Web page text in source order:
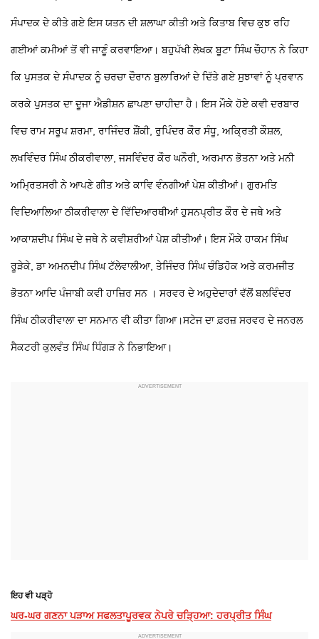
ਸੰਪਾਦਕ ਦੇ ਕੀਤੇ ਗਏ ਇਸ ਯਤਨ ਦੀ ਸ਼ਲਾਘਾ ਕੀਤੀ ਅਤੇ ਕਿਤਾਬ ਵਿਚ ਕੁਝ ਰਹਿ
ਗਈਆਂ ਕਮੀਆਂ ਤੋਂ ਵੀ ਜਾਣੂੰ ਕਰਵਾਇਆ। ਬਹੁਪੱਖੀ ਲੇਖਕ ਬੂਟਾ ਸਿੰਘ ਚੌਹਾਨ ਨੇ ਕਿਹਾ
ਕਿ ਪੁਸਤਕ ਦੇ ਸੰਪਾਦਕ ਨੂੰ ਚਰਚਾ ਦੌਰਾਨ ਬੁਲਾਰਿਆਂ ਦੇ ਦਿੱਤੇ ਗਏ ਸੁਝਾਵਾਂ ਨੂੰ ਪ੍ਰਵਾਨ
ਕਰਕੇ ਪੁਸਤਕ ਦਾ ਦੂਜਾ ਐਡੀਸ਼ਨ ਛਾਪਣਾ ਚਾਹੀਦਾ ਹੈ। ਇਸ ਮੌਕੇ ਹੋਏ ਕਵੀ ਦਰਬਾਰ
ਵਿਚ ਰਾਮ ਸਰੂਪ ਸ਼ਰਮਾ, ਰਾਜਿੰਦਰ ਸ਼ੌਂਕੀ, ਰੁਪਿੰਦਰ ਕੌਰ ਸੰਧੂ, ਅਕ੍ਰਿਤੀ ਕੌਸ਼ਲ,
ਲਖਵਿੰਦਰ ਸਿੰਘ ਠੀਕਰੀਵਾਲਾ, ਜਸਵਿੰਦਰ ਕੌਰ ਘਨੌਰੀ, ਅਰਮਾਨ ਭੋਤਨਾ ਅਤੇ ਮਨੀ
ਅਮ੍ਰਿਤਸਰੀ ਨੇ ਆਪਣੇ ਗੀਤ ਅਤੇ ਕਾਵਿ ਵੰਨਗੀਆਂ ਪੇਸ਼ ਕੀਤੀਆਂ। ਗੁਰਮਤਿ
ਵਿਦਿਆਲਿਆ ਠੀਕਰੀਵਾਲਾ ਦੇ ਵਿੱਦਿਆਰਥੀਆਂ ਹੁਸਨਪ੍ਰੀਤ ਕੌਰ ਦੇ ਜਥੇ ਅਤੇ
ਆਕਾਸ਼ਦੀਪ ਸਿੰਘ ਦੇ ਜਥੇ ਨੇ ਕਵੀਸ਼ਰੀਆਂ ਪੇਸ਼ ਕੀਤੀਆਂ। ਇਸ ਮੌਕੇ ਹਾਕਮ ਸਿੰਘ
ਰੂੜੇਕੇ, ਡਾ ਅਮਨਦੀਪ ਸਿੰਘ ਟੱਲੇਵਾਲੀਆ, ਤੇਜਿੰਦਰ ਸਿੰਘ ਚੰਡਿਹੋਕ ਅਤੇ ਕਰਮਜੀਤ
ਭੋਤਨਾ ਆਦਿ ਪੰਜਾਬੀ ਕਵੀ ਹਾਜ਼ਿਰ ਸਨ । ਸਰਵਰ ਦੇ ਅਹੁਦੇਦਾਰਾਂ ਵੱਲੋਂ ਬਲਵਿੰਦਰ
ਸਿੰਘ ਠੀਕਰੀਵਾਲਾ ਦਾ ਸਨਮਾਨ ਵੀ ਕੀਤਾ ਗਿਆ।ਸਟੇਜ ਦਾ ਫ਼ਰਜ਼ ਸਰਵਰ ਦੇ ਜਨਰਲ
ਸੈਕਟਰੀ ਕੁਲਵੰਤ ਸਿੰਘ ਧਿੰਗੜ ਨੇ ਨਿਭਾਇਆ।
ਇਹ ਵੀ ਪੜ੍ਹੋ
ਘਰ-ਘਰ ਗਣਨਾ ਪੜਾਅ ਸਫਲਤਾਪੂਰਵਕ ਨੇਪਰੇ ਚੜ੍ਹਿਆ: ਹਰਪ੍ਰੀਤ ਸਿੰਘ